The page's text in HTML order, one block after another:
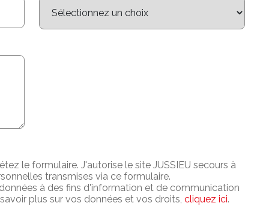
le formulaire. J'autorise le site JUSSIEU secours à
transmises via ce formulaire.
à des fins d'information et de communication
plus sur vos données et vos droits, cliquez ici.